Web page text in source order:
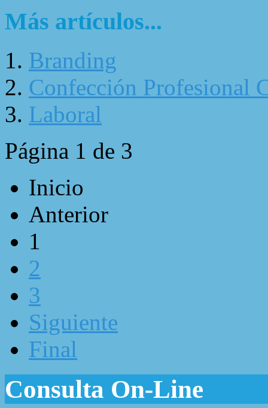
Más artículos...
Branding
Confección Profesional
Laboral
Página 1 de 3
Inicio
Anterior
1
2
3
Siguiente
Final
Consulta On-Line